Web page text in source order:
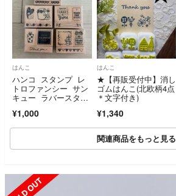
はんこ
ハンコ スタンプ レ
トロファンシー サン
キュー ラバースタン
個 画像全て
¥1,000
はんこ
★【再販受付中】消し
ゴムはんこ(北欧柄4点
＊文字付き)
¥1,340
関連商品をもっと見る